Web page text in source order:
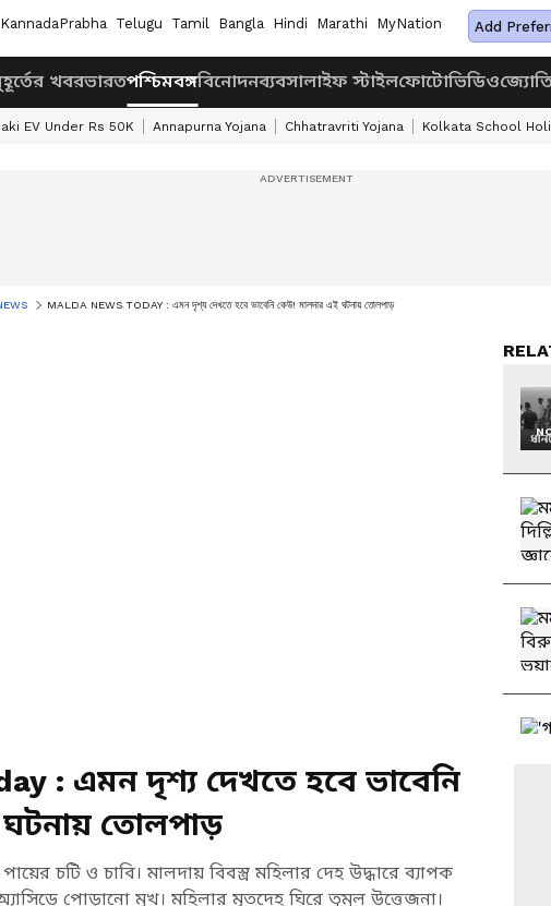
KannadaPrabha Telugu Tamil Bangla Hindi Marathi MyNation Add
খবরভারতপশ্চিমবঙ্গবিনোদনব্যবসালাইফ স্টাইলফোটোভিডিও
EV Under Rs 50K Annapurna Yojana Chhatravriti Yojana Kolkata School
MALDA NEWS TODAY : এমন দৃশ্য দেখতে হবে ভাবেনি কেউ! মালদার এই ঘটনায় তোলপাড়
: এমন দৃশ্য দেখতে হবে ভাবেনি
তোলপাড়
চটি ও চাবি। মালদায় বিবস্ত্র মহিলার দেহ উদ্ধারে ব্যাপক
অ্যাসিডে পোড়ানো মুখ। মহিলার মৃতদেহ ঘিরে তুমুল উত্তেজনা।